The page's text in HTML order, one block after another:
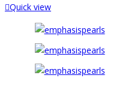
Quick view